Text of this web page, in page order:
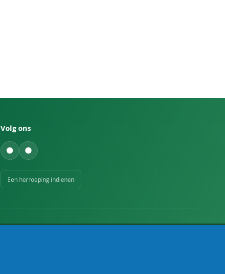
Volg ons
Een herroeping indienen